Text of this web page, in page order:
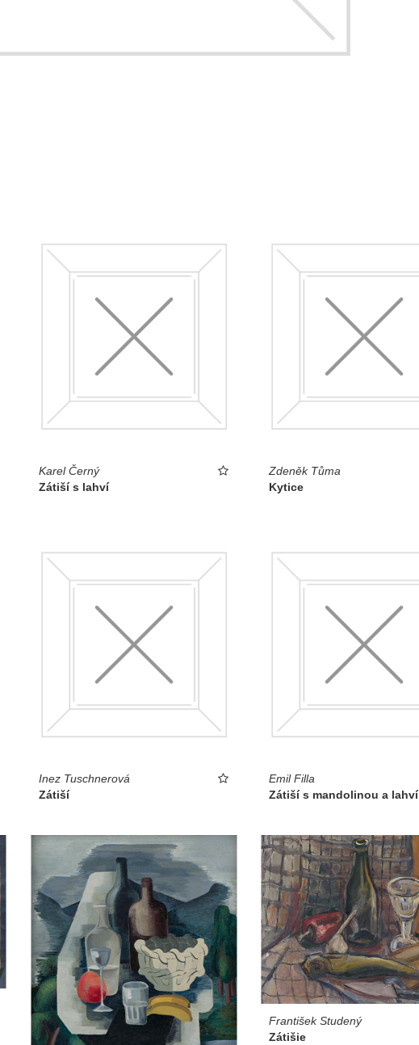
Karel Černý
Zátiší s lahví
Zdeněk Tůma
Kytice
Inez Tuschnerová
Zátiší
Emil Filla
Zátiší s mandolinou a lahví
František Studený
Zátišie